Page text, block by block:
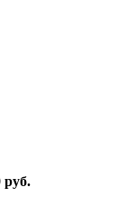
руб.